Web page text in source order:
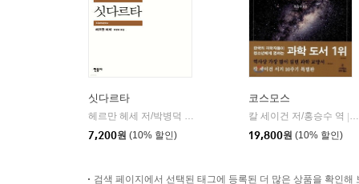
싯다르타
헤르만 헤세 저/박병덕 역
7,200원 (10% 할인)
코스모스
칼 세이건 저/홍승수 역
19,800원 (10% 할인)
검색 페이지에서 선택된 태그에 등록된 더 많은 상품을 확인해